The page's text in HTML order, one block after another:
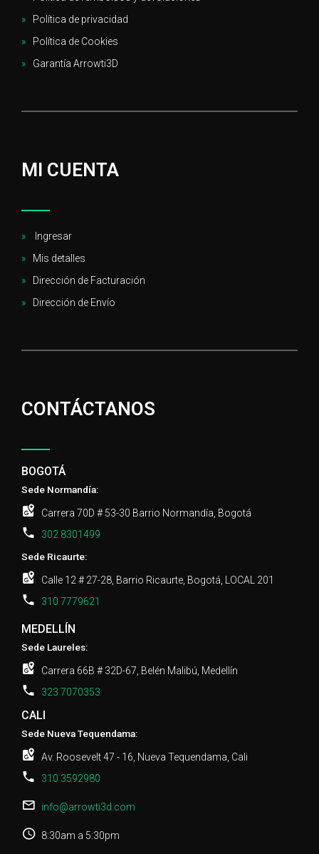
Política de privacidad
Política de Cookies
Garantía Arrowti3D
MI CUENTA
Ingresar
Mis detalles
Dirección de Facturación
Dirección de Envío
CONTÁCTANOS
BOGOTÁ
Sede Normandía:
Carrera 70D # 53-30 Barrio Normandía, Bogotá
302 8301499
Sede Ricaurte:
Calle 12 # 27-28, Barrio Ricaurte, Bogotá, LOCAL 201
310 7779621
MEDELLÍN
Sede Laureles:
Carrera 66B # 32D-67, Belén Malibú, Medellín
323 7070353
CALI
Sede Nueva Tequendama:
Av. Roosevelt 47 - 16, Nueva Tequendama, Cali
310 3592980
info@arrowti3d.com
8:30am a 5:30pm